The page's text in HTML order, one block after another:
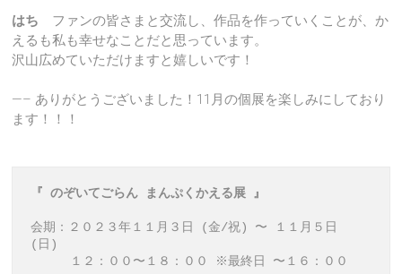
はち ファンの皆さまと交流し、作品を作っていくことが、か
えるも私も幸せなことだと思っています。
沢山広めていただけますと嬉しいです！
—– ありがとうございました！11月の個展を楽しみにしており
ます！！！
『 のぞいてごらん まんぷくかえる展 』
会期：２０２３年１１月３日 (金/祝) 〜 １１月５日
(日)
１２：００〜１８：００ ※最終日 〜１６：００